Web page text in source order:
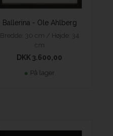
Ballerina - Ole Ahlberg
Bredde: 30 cm / Højde: 34
cm
DKK 3.600,00
På lager